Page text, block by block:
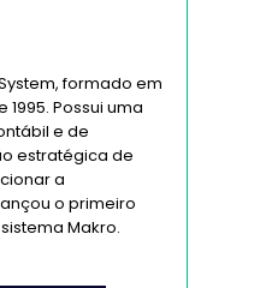
formado em
Possui uma
e de
estratégica de
a
o primeiro
Makro.